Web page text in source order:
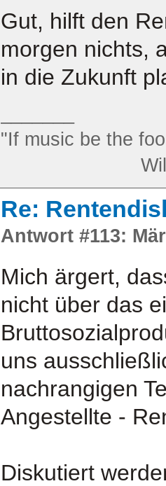
Gut, hilft den
morgen nichts,
in die Zukunft
"If music be the
William
Re:
Antwort #113:
Mich ärgert,
nicht über das
uns
nachrangigen
Angestellte -
Diskutiert